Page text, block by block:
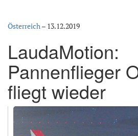
Österreich– 13.12.2019
LaudaMotion:
Pannenflieger
fliegt wieder